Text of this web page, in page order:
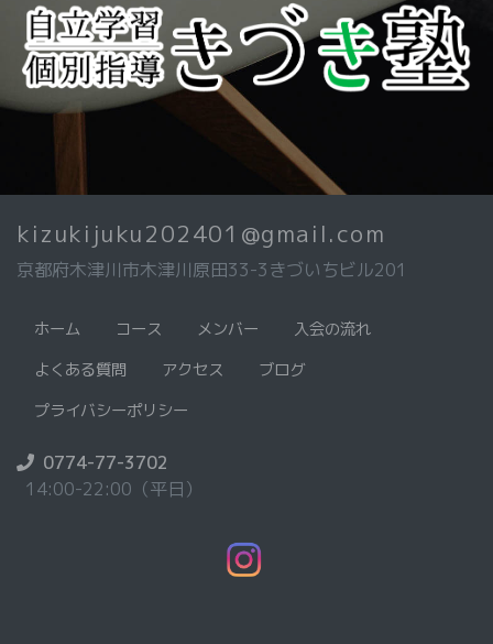
kizukijuku202401@gmail.com
京都府木津川市木津川原田33-3きづいちビル201
ホーム コース メンバー
入会の流れ
よくある質問
アクセス
ブログ
プライバシーポリシー
0774-77-3702
14:00-22:00（平日）